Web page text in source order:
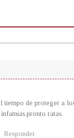
tiempo de proteger a
ratas.
Responder